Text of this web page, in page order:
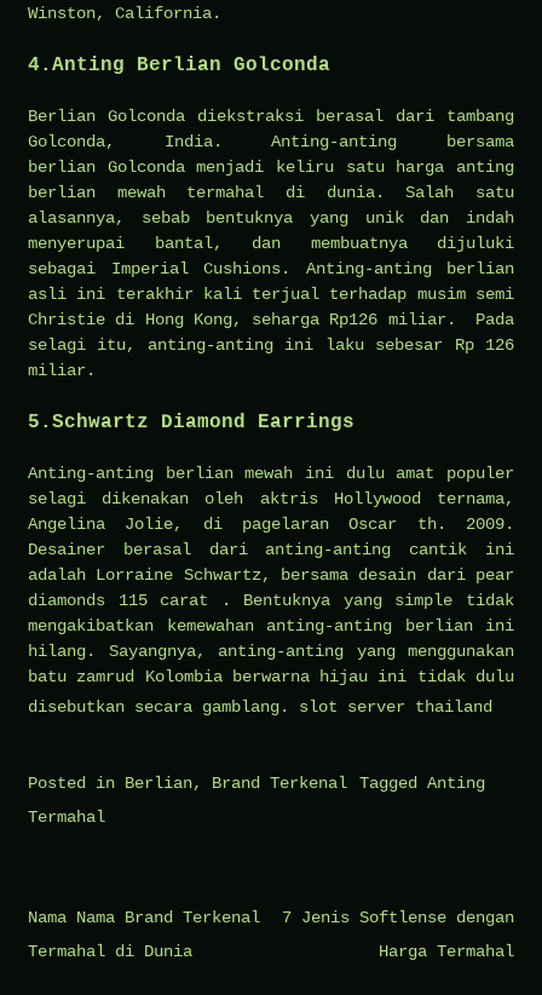
Winston, California.
4.Anting Berlian Golconda
Berlian Golconda diekstraksi berasal dari tambang
Golconda, India. Anting-anting bersama
berlian Golconda menjadi keliru satu harga anting
berlian mewah termahal di dunia. Salah satu
alasannya, sebab bentuknya yang unik dan indah
menyerupai bantal, dan membuatnya dijuluki
sebagai Imperial Cushions. Anting-anting berlian
asli ini terakhir kali terjual terhadap musim semi
Christie di Hong Kong, seharga Rp126 miliar. Pada
selagi itu, anting-anting ini laku sebesar Rp 126
miliar.
5.Schwartz Diamond Earrings
Anting-anting berlian mewah ini dulu amat populer
selagi dikenakan oleh aktris Hollywood ternama,
Angelina Jolie, di pagelaran Oscar th. 2009.
Desainer berasal dari anting-anting cantik ini
adalah Lorraine Schwartz, bersama desain dari pear
diamonds 115 carat . Bentuknya yang simple tidak
mengakibatkan kemewahan anting-anting berlian ini
hilang. Sayangnya, anting-anting yang menggunakan
batu zamrud Kolombia berwarna hijau ini tidak dulu
disebutkan secara gamblang. slot server thailand
Posted in Berlian, Brand Terkenal Tagged Anting
Termahal
Navigasi
pos
Nama Nama Brand Terkenal
Termahal di Dunia
7 Jenis Softlense dengan
Harga Termahal